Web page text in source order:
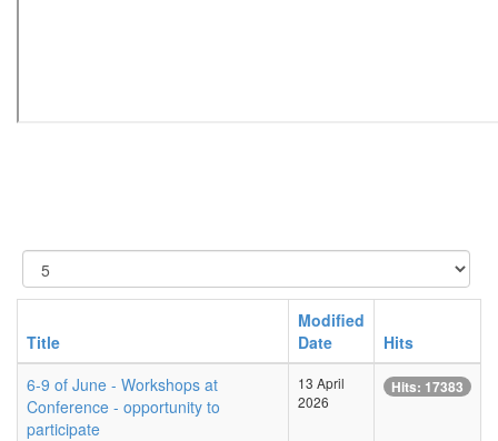
Display
#
Title
Modified
Date
Hits
6-9 of June - Workshops at
Conference - opportunity to
participate
13 April
2026
Hits: 17383